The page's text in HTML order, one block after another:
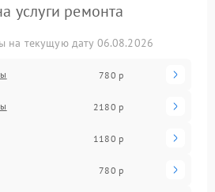
услуги ремонта
на текущую дату 06.08.2026
780 р
2180 р
1180 р
780 р